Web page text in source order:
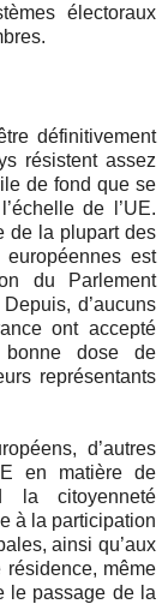
électoraux
définitivement
résistent assez
de fond que se
de l’UE.
de la plupart des
est
du Parlement
d’aucuns
ont accepté
dose de
représentants
d’autres
en matière de
la citoyenneté
à la participation
ainsi qu’aux
même
le passage de la